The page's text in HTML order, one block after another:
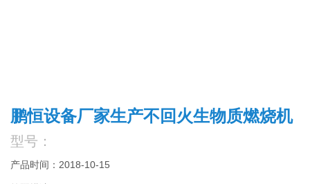
鹏恒设备厂家生产不回火生物质燃烧机
型号：
产品时间：2018-10-15